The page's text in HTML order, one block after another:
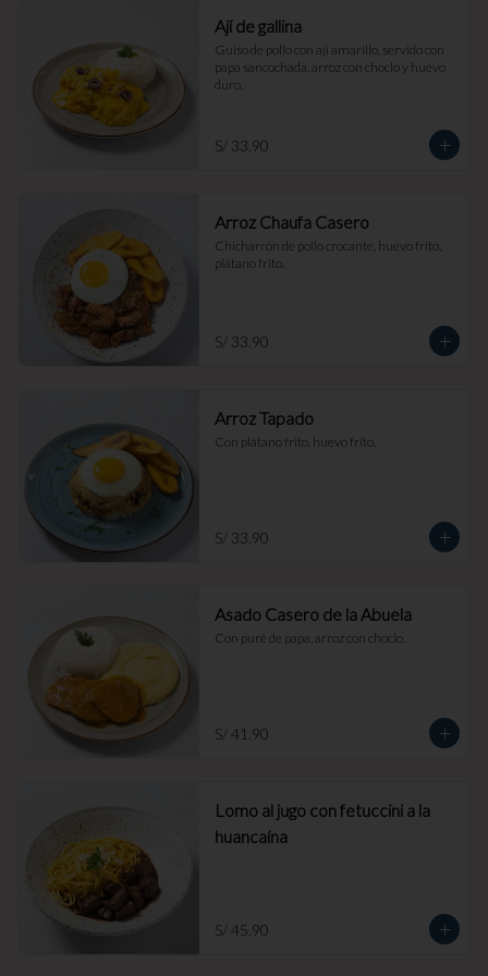
Ají de gallina
Guiso de pollo con ají amarillo, servido con
papa sancochada, arroz con choclo y huevo
duro.
S/ 33.90
Arroz Chaufa Casero
Chicharrón de pollo crocante, huevo frito,
plátano frito.
S/ 33.90
Arroz Tapado
Con plátano frito, huevo frito.
S/ 33.90
Asado Casero de la Abuela
Con puré de papa, arroz con choclo.
S/ 41.90
Lomo al jugo con fetuccini a la
huancaína
S/ 45.90